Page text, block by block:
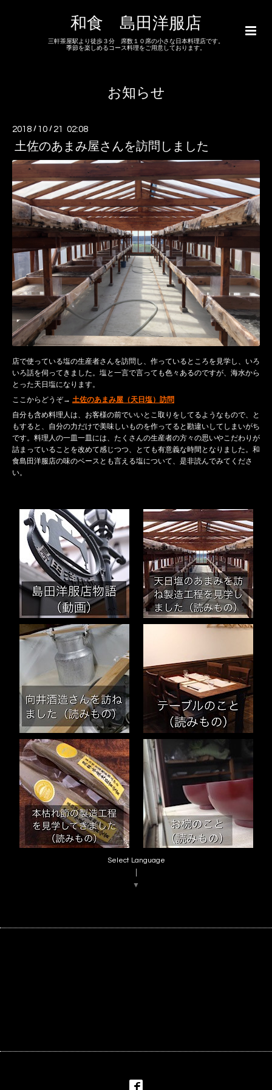
和食 島田洋服店
三軒茶屋駅より徒歩３分 席数１０席の小さな日本料理店です。
季節を楽しめるコース料理をご用意しております。
お知らせ
2018 / 10 / 21 02:08
土佐のあまみ屋さんを訪問しました
店で使っている塩の生産者さんを訪問し、作っているところを見学し、いろ
いろ話を伺ってきました。塩と一言で言っても色々あるのですが、海水から
とった天日塩になります。
ここからどうぞ→ 土佐のあまみ屋（天日塩）訪問
自分も含め料理人は、お客様の前でいいとこ取りをしてるようなもので、と
もすると、自分の力だけで美味しいものを作ってると勘違いしてしまいがち
です。料理人の一皿一皿には、たくさんの生産者の方々の思いやこだわりが
詰まっていることを改めて感じつつ、とても有意義な時間となりました。和
食島田洋服店の味のベースとも言える塩について、是非読んでみてくださ
い。
Select Language
▼